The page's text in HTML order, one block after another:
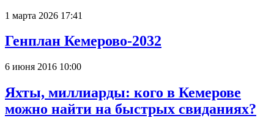
1 марта 2026 17:41
Генплан Кемерово-2032
6 июня 2016 10:00
Яхты, миллиарды: кого в Кемерове
можно найти на быстрых свиданиях?